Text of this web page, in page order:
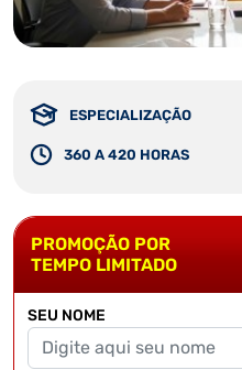
ESPECIALIZAÇÃO
360 A 420 HORAS
PROMOÇÃO POR
TEMPO LIMITADO
SEU NOME